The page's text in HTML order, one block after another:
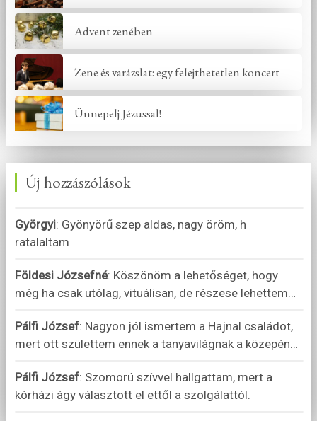
Advent zenében
Zene és varázslat: egy felejthetetlen koncert
Ünnepelj Jézussal!
Új hozzászólások
Györgyi: Gyönyörű szep aldas, nagy öröm, h
ratalaltam
Földesi Józsefné: Köszönöm a lehetőséget, hogy
még ha csak utólag, vituálisan, de részese lehettem…
Pálfi József: Nagyon jól ismertem a Hajnal családot,
mert ott születtem ennek a tanyavilágnak a közepén…
Pálfi József: Szomorú szívvel hallgattam, mert a
kórházi ágy választott el ettől a szolgálattól.